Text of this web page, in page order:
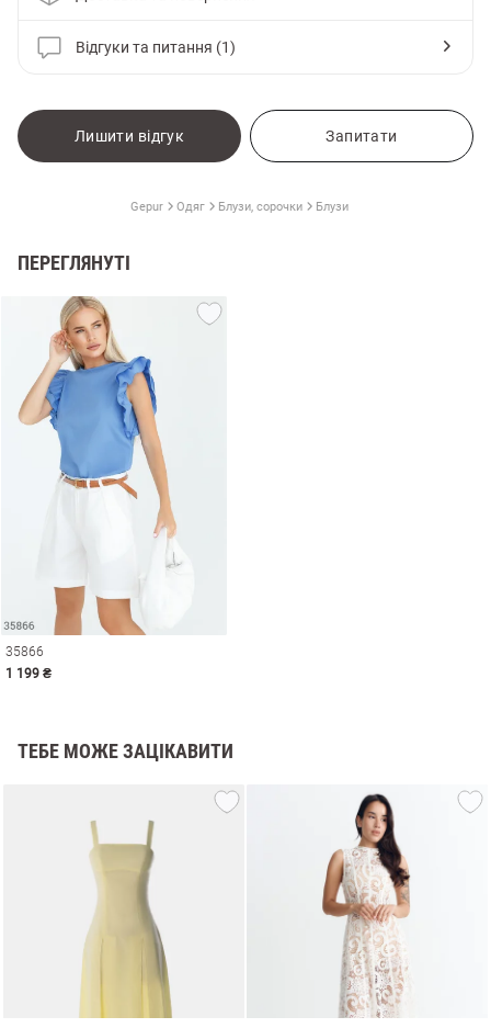
Відгуки та питання (1)
Лишити відгук Запитати
Gepur Одяг Блузи, сорочки Блузи
ПЕРЕГЛЯНУТІ
35866
1 199 ₴
ТЕБЕ МОЖЕ ЗАЦІКАВИТИ